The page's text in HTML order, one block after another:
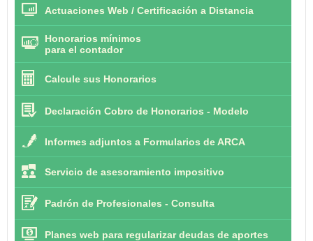
Actuaciones Web / Certificación a Distancia
Honorarios mínimos
para el contador
Calcule sus Honorarios
Declaración Cobro de Honorarios - Modelo
Informes adjuntos a Formularios de ARCA
Servicio de asesoramiento impositivo
Padrón de Profesionales - Consulta
Planes web para regularizar deudas de aportes